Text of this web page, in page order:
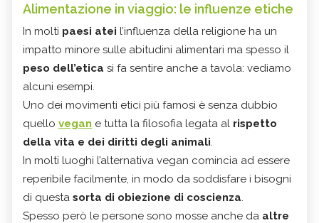
Alimentazione in viaggio: le influenze etiche
In molti paesi atei l’influenza della religione ha un
impatto minore sulle abitudini alimentari ma spesso il
peso dell’etica si fa sentire anche a tavola: vediamo
alcuni esempi.
Uno dei movimenti etici più famosi è senza dubbio
quello vegan e tutta la filosofia legata al rispetto
della vita e dei diritti degli animali.
In molti luoghi l’alternativa vegan comincia ad essere
reperibile facilmente, in modo da soddisfare i bisogni
di questa sorta di obiezione di coscienza.
Spesso però le persone sono mosse anche da altre